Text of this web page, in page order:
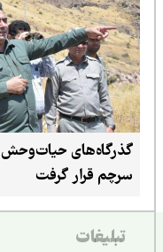
گذرگاه‌های حیات‌وحش در
سرچم قرار گرفت
تبلیغات